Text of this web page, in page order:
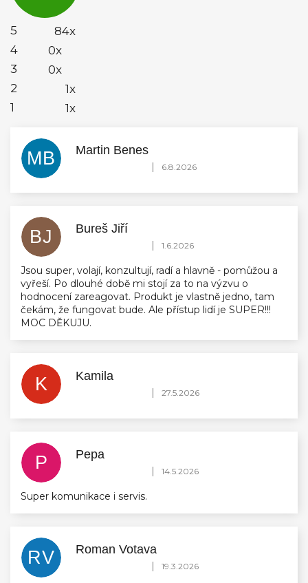
5
84x
4
0x
3
0x
2
1x
1
1x
MB Martin Benes
Hodnocení obchodu je 5 z 5 hvězdiček.
| 6.8.2026
BJ Bureš Jiří
Hodnocení obchodu je 5 z 5 hvězdiček.
| 1.6.2026
Jsou super, volají, konzultují, radí a hlavně - pomůžou a
vyřeší. Po dlouhé době mi stojí za to na výzvu o
hodnocení zareagovat. Produkt je vlastně jedno, tam
čekám, že fungovat bude. Ale přístup lidí je SUPER!!!
MOC DĚKUJU.
K Kamila
Hodnocení obchodu je 5 z 5 hvězdiček.
| 27.5.2026
P Pepa
Hodnocení obchodu je 5 z 5 hvězdiček.
| 14.5.2026
Super komunikace i servis.
RV Roman Votava
Hodnocení obchodu je 5 z 5 hvězdiček.
| 19.3.2026